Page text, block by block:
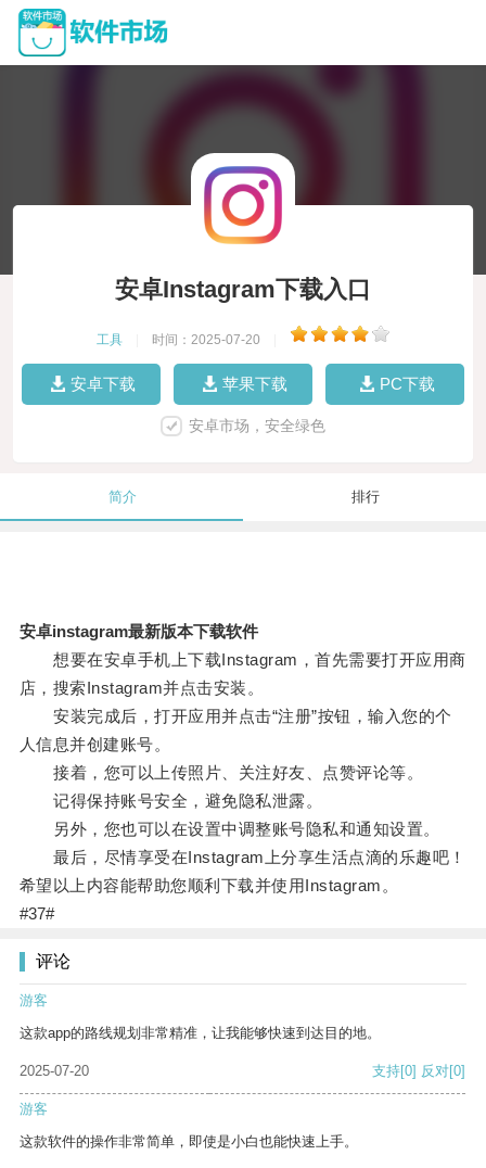
安卓Instagram下载入口
工具 时间：2025-07-20
安卓下载 苹果下载 PC下载
安卓市场，安全绿色
简介 排行
安卓instagram最新版本下载软件
想要在安卓手机上下载Instagram，首先需要打开应用商
店，搜索Instagram并点击安装。
安装完成后，打开应用并点击“注册”按钮，输入您的个
人信息并创建账号。
接着，您可以上传照片、关注好友、点赞评论等。
记得保持账号安全，避免隐私泄露。
另外，您也可以在设置中调整账号隐私和通知设置。
最后，尽情享受在Instagram上分享生活点滴的乐趣吧！
希望以上内容能帮助您顺利下载并使用Instagram。
#37#
评论
游客
这款app的路线规划非常精准，让我能够快速到达目的地。
2025-07-20 支持[0] 反对[0]
游客
这款软件的操作非常简单，即使是小白也能快速上手。